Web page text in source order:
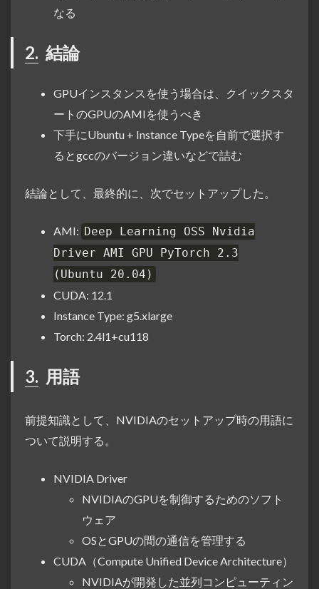
なる
2. 結論
GPUインスタンスを使う場合は、クイックスタ
ートのGPUのAMIを使うべき
下手にUbuntu + Instance Typeを自前で選択す
るとgccのバージョン違いなどで詰む
結論として、最終的に、次でセットアップした。
AMI: Deep Learning OSS Nvidia
Driver AMI GPU PyTorch 2.3
(Ubuntu 20.04)
CUDA: 12.1
Instance Type: g5.xlarge
Torch: 2.4l1+cu118
3. 用語
前提知識として、NVIDIAのセットアップ時の用語に
ついて説明する。
NVIDIA Driver
NVIDIAのGPUを制御するためのソフト
ウェア
OSとGPUの間の通信を管理する
CUDA（Compute Unified Device Architecture）
NVIDIAが開発した並列コンピューティン